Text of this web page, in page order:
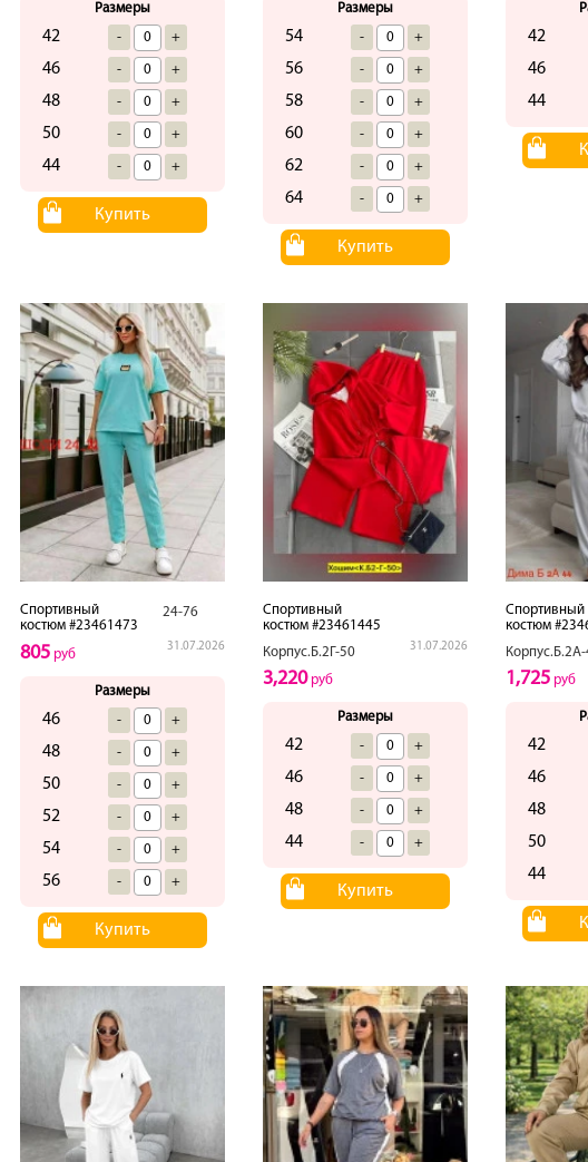
Размеры
42 - +
46 - +
48 - +
50 - +
44 - +
Купить
Размеры
54 - +
56 - +
58 - +
60 - +
62 - +
64 - +
Купить
42
46
44
Спортивный
костюм #23461473
24-76
31.07.2026
805 руб
Размеры
46 - +
48 - +
50 - +
52 - +
54 - +
56 - +
Купить
Спортивный
костюм #23461445
Корпус.Б.2Г-50
31.07.2026
3,220руб
Размеры
42 - +
46 - +
48 - +
44 - +
Купить
Спортивный
костюм
1,725руб
42
46
48
50
44